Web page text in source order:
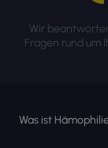
Was ist
Wir
Fragen rund um